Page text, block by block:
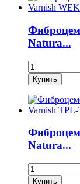
Natura...
Natura...